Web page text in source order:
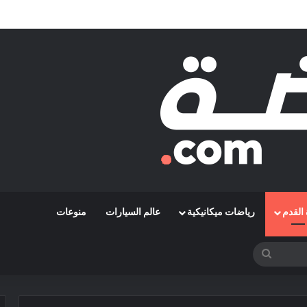
رمضاوي ويضمه لثلاثة مواسم
القدم رياضات ميكانيكية عالم السيارات منوعات
بحث